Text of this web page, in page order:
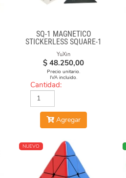
SQ-1 MAGNÉTICO
STICKERLESS SQUARE-1
YuXin
$ 48.250,00
Precio unitario.
IVA incluido.
Cantidad:
Agregar
NUEVO